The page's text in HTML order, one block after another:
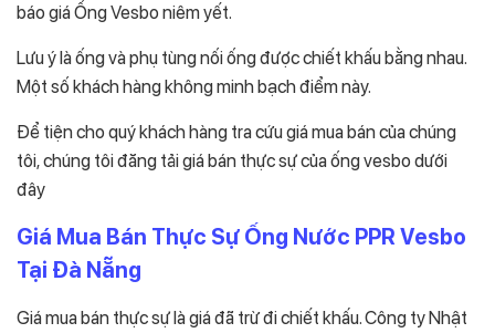
báo giá Ống Vesbo niêm yết.
Lưu ý là ống và phụ tùng nối ống được chiết khấu bằng nhau.
Một số khách hàng không minh bạch điểm này.
Để tiện cho quý khách hàng tra cứu giá mua bán của chúng
tôi, chúng tôi đăng tải giá bán thực sự của ống vesbo dưới
đây
Giá Mua Bán Thực Sự Ống Nước PPR Vesbo
Tại Đà Nẵng
Giá mua bán thực sự là giá đã trừ đi chiết khấu. Công ty Nhật